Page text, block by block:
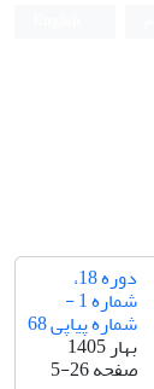
دوره 18،
شماره 1 -
شماره پیاپی 68
بهار 1405
صفحه5-26